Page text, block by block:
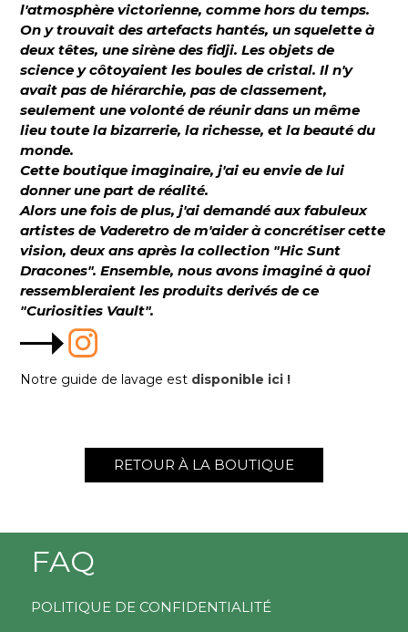
l'atmosphère victorienne, comme hors du temps.
On y trouvait des artefacts hantés, un squelette à
deux têtes, une sirène des fidji. Les objets de
science y côtoyaient les boules de cristal. Il n'y
avait pas de hiérarchie, pas de classement,
seulement une volonté de réunir dans un même
lieu toute la bizarrerie, la richesse, et la beauté du
monde.
Cette boutique imaginaire, j'ai eu envie de lui
donner une part de réalité.
Alors une fois de plus, j'ai demandé aux fabuleux
artistes de Vaderetro de m'aider à concrétiser cette
vision, deux ans après la collection "Hic Sunt
Dracones". Ensemble, nous avons imaginé à quoi
ressembleraient les produits derivés de ce
"Curiosities Vault".
Notre guide de lavage est disponible ici !
RETOUR À LA BOUTIQUE
FAQ
POLITIQUE DE CONFIDENTIALITÉ